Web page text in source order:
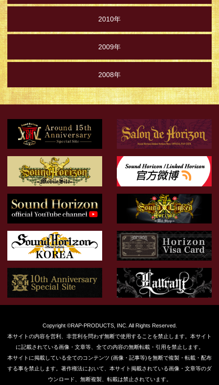
2010年
2009年
2008年
Copyright ©RAP-PRODUCTS, INC. All Rights Reserved.
本サイトの内容を営利、非営利を問わず無断で使用することを禁止します。本サイト
に記載されている画像・文章等、全ての内容の無断転載・引用を禁止します。
本サイトに掲載している全てのコンテンツ (画像・記事等)を無断で複製・転載・配布
する事を禁止します。著作権法において、本サイト掲載されている画像・文章等のダ
ウンロード、無断複製、転載は禁止されています。